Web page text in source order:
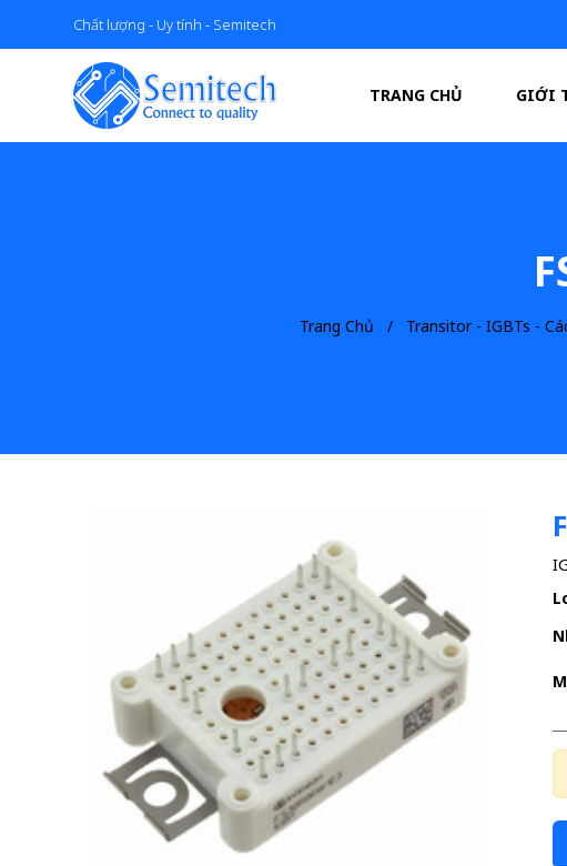
Chất lượng - Uy tính - Semitech
TRANG CHỦ GIỚI
Trang Chủ Transitor - IGBTs -